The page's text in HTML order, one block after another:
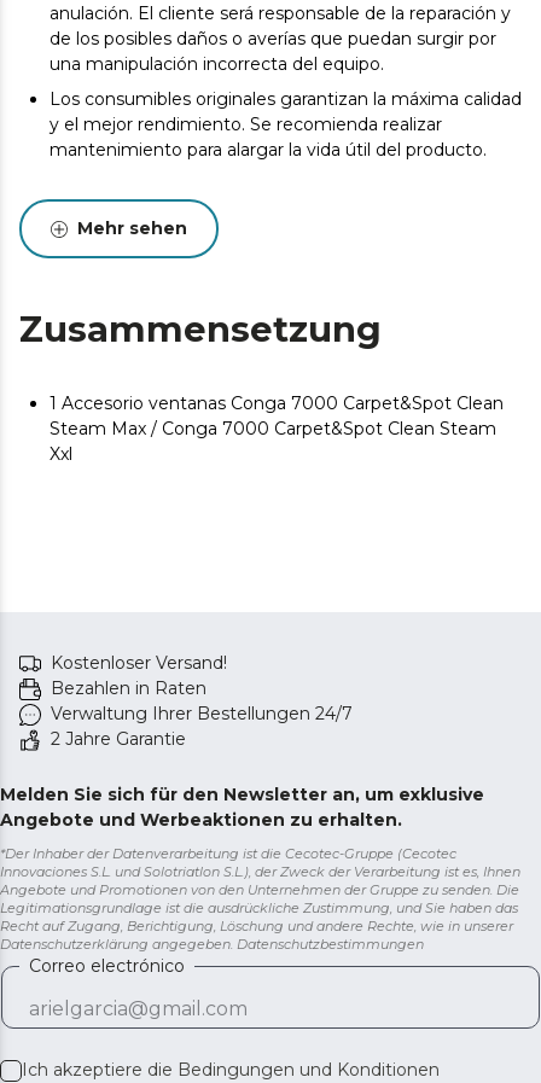
anulación. El cliente será responsable de la reparación y
de los posibles daños o averías que puedan surgir por
una manipulación incorrecta del equipo.
Los consumibles originales garantizan la máxima calidad
y el mejor rendimiento. Se recomienda realizar
mantenimiento para alargar la vida útil del producto.
Mehr sehen
Zusammensetzung
1 Accesorio ventanas Conga 7000 Carpet&Spot Clean
Steam Max / Conga 7000 Carpet&Spot Clean Steam
Xxl
Kostenloser Versand!
Bezahlen in Raten
Verwaltung Ihrer Bestellungen 24/7
2 Jahre Garantie
Melden Sie sich für den Newsletter an, um exklusive
Angebote und Werbeaktionen zu erhalten.
*Der Inhaber der Datenverarbeitung ist die Cecotec-Gruppe (Cecotec
Innovaciones S.L. und Solotriatlon S.L.), der Zweck der Verarbeitung ist es, Ihnen
Angebote und Promotionen von den Unternehmen der Gruppe zu senden. Die
Legitimationsgrundlage ist die ausdrückliche Zustimmung, und Sie haben das
Recht auf Zugang, Berichtigung, Löschung und andere Rechte, wie in unserer
Datenschutzerklärung angegeben. Datenschutzbestimmungen
Correo electrónico
Ich akzeptiere die Bedingungen und Konditionen